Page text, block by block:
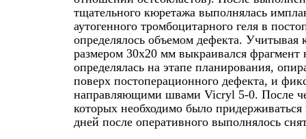
тщательного кюретажа выполнялась
аутогенного тромбоцитарного геля в
определялось объемом дефекта. Учитывая
размером 30х20 мм выкраивался
определялась на этапе планирования,
поверх постоперационного дефекта, и
направляющими швами Vicryl 5-0. После
которых необходимо было
дней после оперативного выполнялось